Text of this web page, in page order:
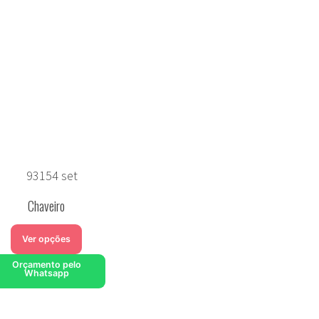
Chaveiro
Ver opções
Orçamento pelo
Whatsapp